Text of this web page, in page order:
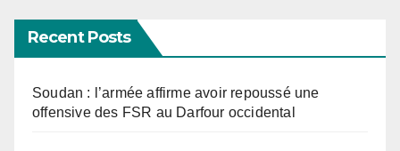
Recent Posts
Soudan : l’armée affirme avoir repoussé une
offensive des FSR au Darfour occidental